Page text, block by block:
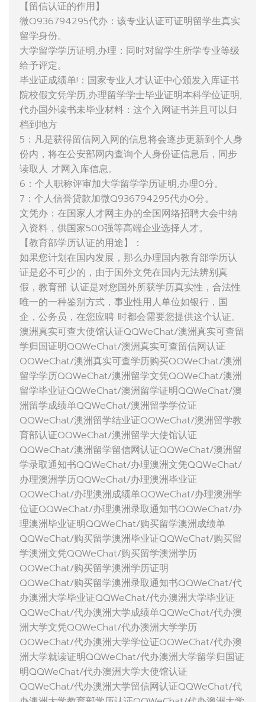
【留信认证的作用】
微Q936794295代办：该专业认证可证明留学生真实
留学身份。
大学留学学历证明,办理：同时对留学生所学专业等级
给予评定。
毕业证成绩单!：国家专业人才认证中心颁发入库证书
院校假文凭学历,办理留学学士毕业证明本科学位证明,
代办国外读书未毕业材料：这个入网证书并且可以归
档到地方
5：凡是获得留信网入网的信息将会逐步更新到个人身
份内，将在公安部网内查询个人身份证信息后，同步
读取人 才网入库信息。
6：个人职称评审加大学留学学历证明,办理0分。
7：个人信誉贷款加微Q936794295代办0分。
文凭办：在国家人才网主办的全国网络招聘大会中纳
入资料，供国家500强等高端企业选择人才。
【教育部学历认证的用途】：
如果您计划在国内发展，那么办理国内教育部学历认
证是必不可少的，由于国外文凭在国内无法辨别真
假，教育部 认证是对您国外所获学历真实性，合法性
唯一的一种鉴别方式，事业性用人单位如银行，国
企，公务员，在您应聘 时都会需要您提供这个认证。
澳洲真实可查大使馆认证QQWeChat/澳洲真实可查留
学归国证明QQWeChat/澳洲真实可查留信网认证
QQWeChat/澳洲真实可查学历购买QQWeChat/澳洲
留学学历QQWeChat/澳洲留学文凭QQWeChat/澳洲
留学毕业证QQWeChat/澳洲留学证明QQWeChat/澳
洲留学成绩单QQWeChat/澳洲留学学位证
QQWeChat/澳洲留学结业证QQWeChat/澳洲留学教
育部认证QQWeChat/澳洲留学大使馆认证
QQWeChat/澳洲留学留信网认证QQWeChat/澳洲留
学录取通知书QQWeChat/办理澳洲文凭QQWeChat/
办理澳洲学历QQWeChat/办理澳洲毕业证
QQWeChat/办理澳洲成绩单QQWeChat/办理澳洲学
位证QQWeChat/办理澳洲录取通知书QQWeChat/办
理澳洲毕业证明QQWeChat/购买留学澳洲成绩单
QQWeChat/购买留学澳洲毕业证QQWeChat/购买留
学澳洲文凭QQWeChat/购买留学澳洲学历
QQWeChat/购买留学澳洲学历证明
QQWeChat/购买留学澳洲录取通知书QQWeChat/代
办澳洲大学毕业证QQWeChat/代办澳洲大学毕业证
QQWeChat/代办澳洲大学成绩单QQWeChat/代办澳
洲大学文凭QQWeChat/代办澳洲大学学历
QQWeChat/代办澳洲大学学位证QQWeChat/代办澳
洲大学就读证明QQWeChat/代办澳洲大学留学归国证
明QQWeChat/代办澳洲大学大使馆认证
QQWeChat/代办澳洲大学留信网认证QQWeChat/代